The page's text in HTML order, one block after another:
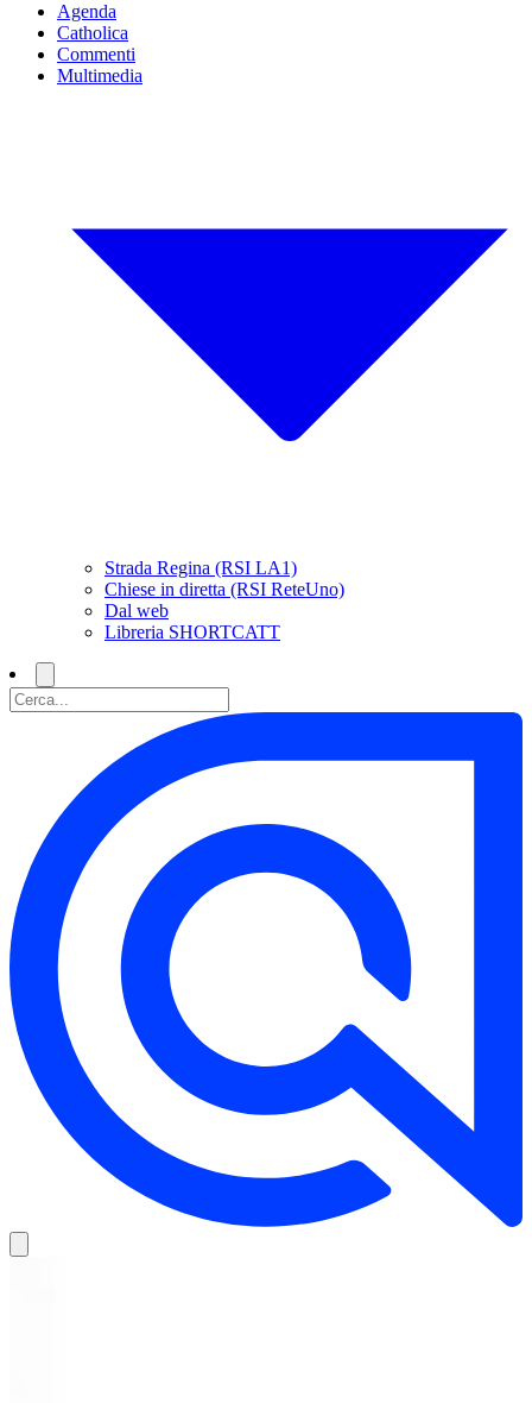
Agenda
Catholica
Commenti
Multimedia
Strada Regina (RSI LA1)
Chiese in diretta (RSI ReteUno)
Dal web
Libreria SHORTCATT